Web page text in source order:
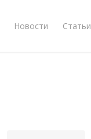
Новости Статьи